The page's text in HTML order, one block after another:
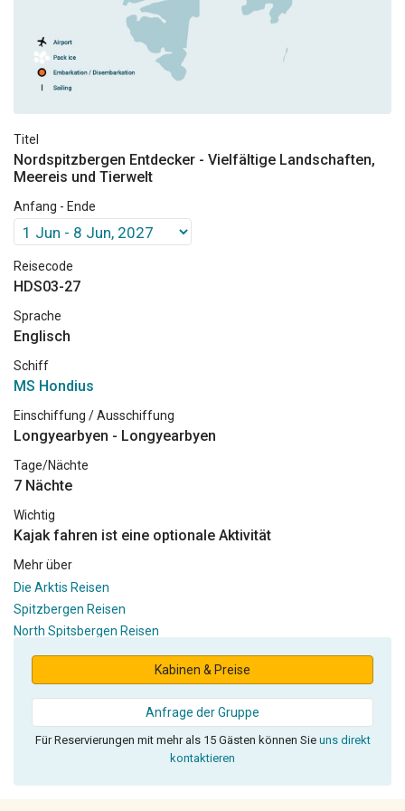
Titel
Nordspitzbergen Entdecker - Vielfältige Landschaften,
Meereis und Tierwelt
Anfang - Ende
Reisecode
HDS03-27
Sprache
Englisch
Schiff
MS Hondius
Einschiffung / Ausschiffung
Longyearbyen - Longyearbyen
Tage/Nächte
7 Nächte
Wichtig
Kajak fahren ist eine optionale Aktivität
Mehr über
Die Arktis Reisen
Spitzbergen Reisen
North Spitsbergen Reisen
Kabinen & Preise
Anfrage der Gruppe
Für Reservierungen mit mehr als 15 Gästen können Sie uns direkt
kontaktieren